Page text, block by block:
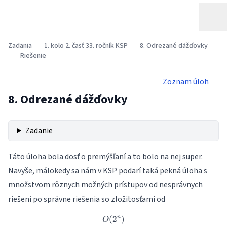
Zadania 1. kolo 2. časť 33. ročník KSP
8. Odrezané dážďovky
Riešenie
Zoznam úloh
8. Odrezané dážďovky
Zadanie
Táto úloha bola dosť o premýšľaní a to bolo na nej super.
Navyše, málokedy sa nám v KSP podarí taká pekná úloha s
množstvom rôznych možných prístupov od nesprávnych
riešení po správne riešenia so zložitosťami od
O(2^n)
O(2n)